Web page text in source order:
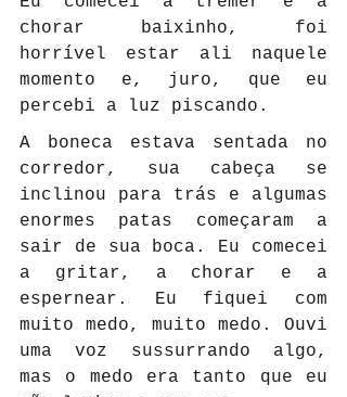
chorar baixinho, foi
horrível estar ali naquele
momento e, juro, que eu
percebi a luz piscando.
A boneca estava sentada no
corredor, sua cabeça se
inclinou para trás e algumas
enormes patas começaram a
sair de sua boca. Eu comecei
a gritar, a chorar e a
espernear. Eu fiquei com
muito medo, muito medo. Ouvi
uma voz sussurrando algo,
mas o medo era tanto que eu